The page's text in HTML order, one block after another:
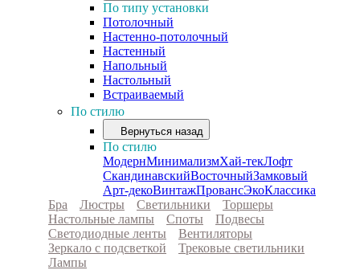
По типу установки
Потолочный
Настенно-потолочный
Настенный
Напольный
Настольный
Встраиваемый
По стилю
Вернуться назад
По стилю
МодернМинимализмХай-текЛофт
СкандинавскийВосточныйЗамковый
Арт-декоВинтажПровансЭкоКлассика
Бра
Люстры Светильники
Торшеры
Настольные лампы
Споты
Подвесы
Светодиодные ленты
Вентиляторы
Зеркало с подсветкой
Трековые светильники
Лампы